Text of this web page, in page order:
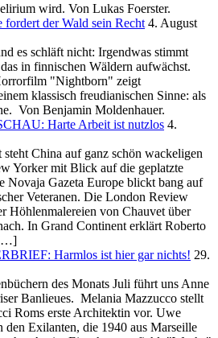
wird. Von Lukas Foerster.
der Wald sein Recht 4. August
es schläft nicht: Irgendwas stimmt
in finnischen Wäldern aufwächst.
"Nightborn" zeigt
klassisch freudianischen Sinne: als
Von Benjamin Moldenhauer.
Harte Arbeit ist nutzlos 4.
steht China auf ganz schön wackeligen
Yorker mit Blick auf die geplatzte
Novaja Gazeta Europe blickt bang auf
Veteranen. Die London Review
Höhlenmalereien von Chauvet über
In Grand Continent erklärt Roberto
[…]
Harmlos ist hier gar nichts! 29.
des Monats Juli führt uns Anne
Banlieues. Melania Mazzucco stellt
Roms erste Architektin vor. Uwe
den Exilanten, die 1940 aus Marseille